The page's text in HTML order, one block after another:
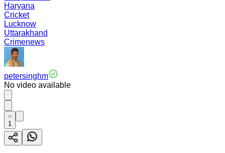
Haryana
Cricket
Lucknow
Uttarakhand
Crimenews
petersinghm
No video available
1